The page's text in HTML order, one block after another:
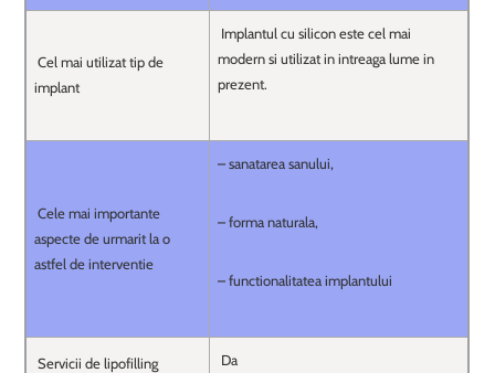
Cel mai utilizat tip de
implant
Implantul cu silicon este cel mai
modern si utilizat in intreaga lume in
prezent.
Cele mai importante
aspecte de urmarit la o
astfel de interventie
– sanatarea sanului,
– forma naturala,
– functionalitatea implantului
Servicii de lipofilling
Da